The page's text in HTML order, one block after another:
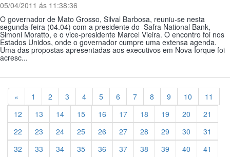
05/04/2011 ás 11:38:36
O governador de Mato Grosso, Silval Barbosa, reuniu-se nesta
segunda-feira (04.04) com a presidente do Safra National Bank,
Simoni Moratto, e o vice-presidente Marcel Vieira. O encontro foi nos
Estados Unidos, onde o governador cumpre uma extensa agenda.
Uma das propostas apresentadas aos executivos em Nova Iorque foi
acresc...
« Previous
1 2 3 4 5 6 7 8 9 10
11
12
13 14 15 16 17 18 19 20
21
22
23 24 25 26 27 28 29 30
31
32
33 34 35 36 37 38 39 40
41